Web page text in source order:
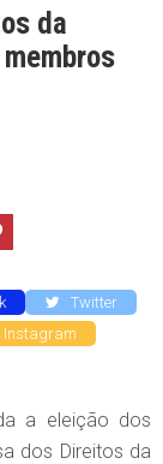
da
Twitter
Instagram
a eleição dos
dos Direitos da